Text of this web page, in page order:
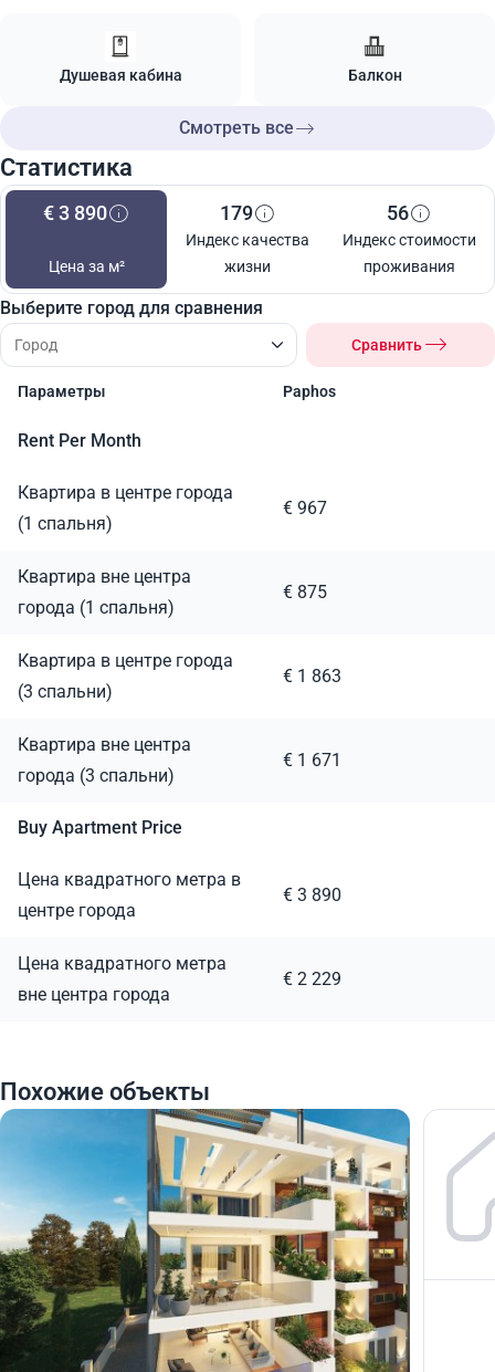
Душевая кабина Балкон
Смотреть все
Статистика
€ 3 890
Цена за м²
179
Индекс качества
жизни
56
Индекс стоимости
проживания
Выберите город для сравнения
Сравнить
Параметры Paphos
Rent Per Month
Квартира в центре города
(1 спальня)
€ 967
Квартира вне центра
города (1 спальня)
€ 875
Квартира в центре города
(3 спальни)
€ 1 863
Квартира вне центра
города (3 спальни)
€ 1 671
Buy Apartment Price
Цена квадратного метра в
центре города
€ 3 890
Цена квадратного метра
вне центра города
€ 2 229
Похожие объекты